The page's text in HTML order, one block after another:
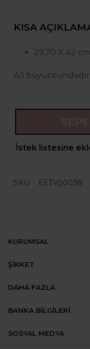
KISA
29,70 X 42 cm
A3
İstek listesine
SKU EETVŞ0038
KURUMSAL
ŞIRKET
DAHA FAZLA
BANKA BILGILERI
SOSYAL MEDYA